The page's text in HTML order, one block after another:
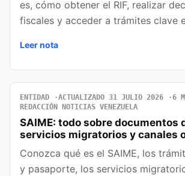
es, cómo obtener el RIF, realizar
fiscales y acceder a trámites clave
Leer nota
ENTIDAD ACTUALIZADO 31 JULIO 2026
6
REDACCIÓN NOTICIAS VENEZUELA
SAIME: todo sobre documentos
servicios migratorios y canales
Conozca qué es el SAIME, los
y pasaporte, los servicios